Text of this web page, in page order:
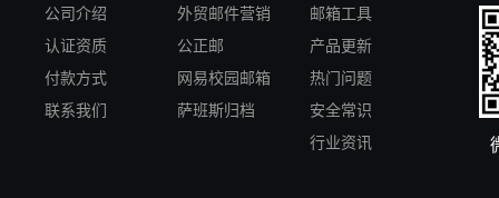
公司介绍
认证资质
付款方式
联系我们
外贸邮件营销
公正邮
网易校园邮箱
萨班斯归档
邮箱工具
产品更新
热门问题
安全常识
行业资讯